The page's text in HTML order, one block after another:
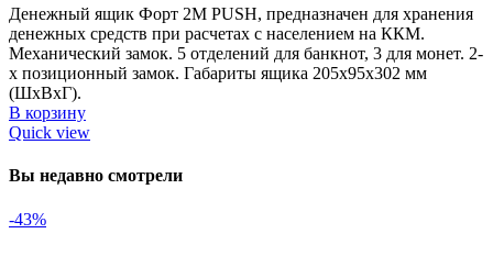
Денежный ящик Форт 2М PUSH, предназначен для хранения
денежных средств при расчетах с населением на ККМ.
Механический замок. 5 отделений для банкнот, 3 для монет. 2-
х позиционный замок. Габариты ящика 205х95х302 мм
(ШхВхГ).
В корзину
Quick view
Вы недавно смотрели
-43%